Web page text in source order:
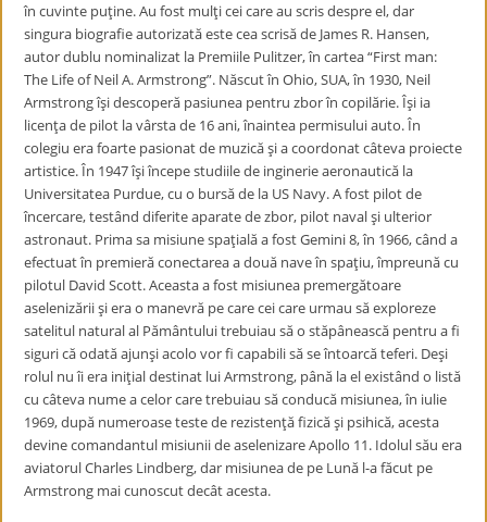
în cuvinte puţine. Au fost mulţi cei care au scris despre el, dar
singura biografie autorizată este cea scrisă de James R. Hansen,
autor dublu nominalizat la Premiile Pulitzer, în cartea “First man:
The Life of Neil A. Armstrong”. Născut în Ohio, SUA, în 1930, Neil
Armstrong îşi descoperă pasiunea pentru zbor în copilărie. Îşi ia
licenţa de pilot la vârsta de 16 ani, înaintea permisului auto. În
colegiu era foarte pasionat de muzică şi a coordonat câteva proiecte
artistice. În 1947 îşi începe studiile de inginerie aeronautică la
Universitatea Purdue, cu o bursă de la US Navy. A fost pilot de
încercare, testând diferite aparate de zbor, pilot naval şi ulterior
astronaut. Prima sa misiune spaţială a fost Gemini 8, în 1966, când a
efectuat în premieră conectarea a două nave în spaţiu, împreună cu
pilotul David Scott. Aceasta a fost misiunea premergătoare
aselenizării şi era o manevră pe care cei care urmau să exploreze
satelitul natural al Pământului trebuiau să o stăpânească pentru a fi
siguri că odată ajunşi acolo vor fi capabili să se întoarcă teferi. Deşi
rolul nu îi era iniţial destinat lui Armstrong, până la el existând o listă
cu câteva nume a celor care trebuiau să conducă misiunea, în iulie
1969, după numeroase teste de rezistenţă fizică şi psihică, acesta
devine comandantul misiunii de aselenizare Apollo 11. Idolul său era
aviatorul Charles Lindberg, dar misiunea de pe Lună l-a făcut pe
Armstrong mai cunoscut decât acesta.